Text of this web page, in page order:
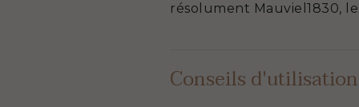
résolument Mauviel1830,
Conseils